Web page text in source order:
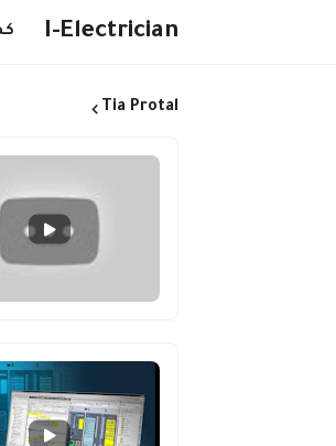
I-Electrician
Tia Protal